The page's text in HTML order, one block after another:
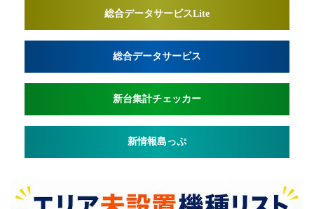
総合データサービスLite
総合データサービス
新台集計チェッカー
新情報島っぷ